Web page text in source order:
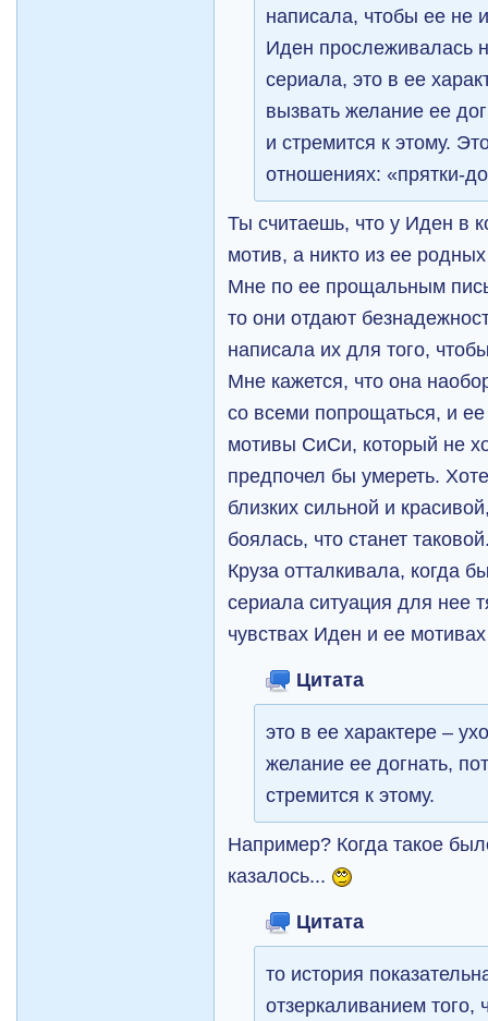
написала, чтобы ее не
Иден прослеживалась
сериала, это в ее
вызвать желание ее
и стремится к этому.
отношениях: «прятки-
Ты считаешь, что у Иден в
мотив, а никто из ее
Мне по ее прощальным
то они отдают
написала их для того,
Мне кажется, что она
со всеми попрощаться, и
мотивы СиСи, который не
предпочел бы умереть.
близких сильной и
боялась, что станет
Круза отталкивала, когда
сериала ситуация для нее
чувствах Иден и ее
Цитата
это в ее характере –
желание ее догнать,
стремится к этому.
Например? Когда такое
казалось...
Цитата
то история
отзеркаливанием того,